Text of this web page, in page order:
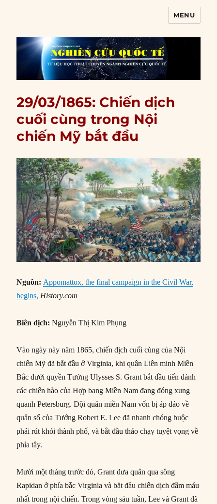
MENU
29/03/1865: Chiến dịch
cuối cùng trong Nội
chiến Mỹ bắt đầu
Nguồn: Appomattox, the final campaign in the Civil War,
begins, History.com
Biên dịch: Nguyễn Thị Kim Phụng
Vào ngày này năm 1865, chiến dịch cuối cùng của Nội
chiến Mỹ đã bắt đầu ở Virginia, khi quân Liên minh Miền
Bắc dưới quyền Tướng Ulysses S. Grant bắt đầu tiến đánh
các chiến hào của Hợp bang Miền Nam đang đóng xung
quanh Petersburg. Đội quân miền Nam vốn bị áp đảo về
quân số của Tướng Robert E. Lee đã nhanh chóng buộc
phải rút khỏi thành phố, và bắt đầu tháo chạy tuyệt vọng về
phía tây.
Mười một tháng trước đó, Grant đưa quân qua sông
Rapidan ở phía bắc Virginia và bắt đầu chiến dịch đẫm máu
nhất trong nội chiến. Trong vòng sáu tuần, Lee và Grant đã